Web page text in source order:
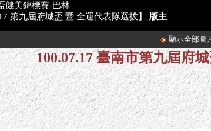
健美錦標賽-巴林
第九屆府城盃 暨 全運代表隊選拔】 版主
顯示全部圖
100.07.17 臺南市第九屆府